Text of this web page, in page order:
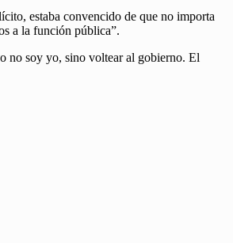
estaba convencido de que no importa
a la función pública”.
no soy yo, sino voltear al gobierno. El